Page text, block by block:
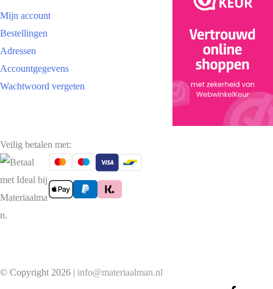
Mijn account
Bestellingen
Adressen
Accountgegevens
Wachtwoord vergeten
Veilig betalen met:
© Copyright 2026 | info@materiaalman.nl